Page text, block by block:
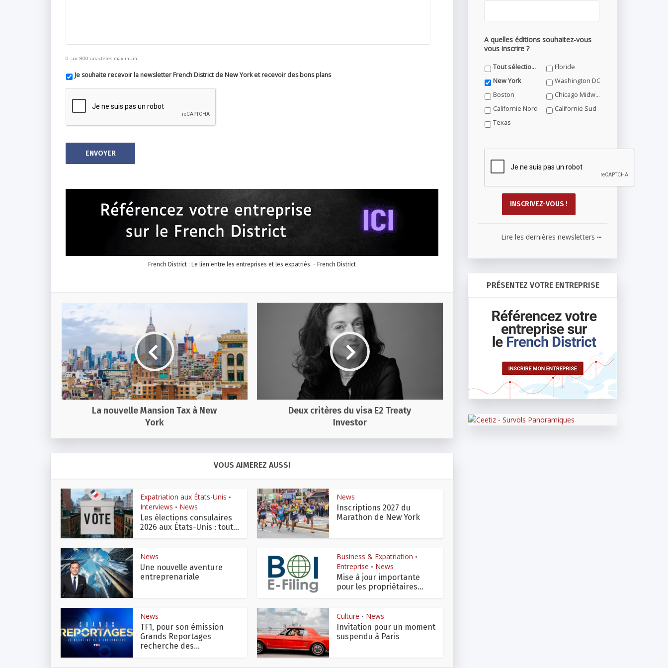
0 sur 800 caractères maximum
Je souhaite recevoir la newsletter French District de New York et recevoir des bons plans
French District : Le lien entre les entreprises et les expatriés. - French District
La nouvelle Mansion Tax à New
York
Deux critères du visa E2 Treaty
Investor
VOUS AIMEREZ AUSSI
Expatriation aux États-Unis •
Interviews • News
Les élections consulaires
2026 aux États-Unis : tout...
News
Inscriptions 2027 du
Marathon de New York
News
Une nouvelle aventure
entreprenariale
Business & Expatriation •
Entreprise • News
Mise à jour importante
pour les propriétaires...
News
TF1, pour son émission
Grands Reportages
recherche des...
Culture • News
Invitation pour un moment
suspendu à Paris
A quelles éditions souhaitez-vous
vous inscrire ?
Tout sélectionner
Floride
New York
Washington DC
Boston
Chicago Midwest
Californie Nord
Californie Sud
Texas
Lire les dernières newsletters ...
PRÉSENTEZ VOTRE ENTREPRISE